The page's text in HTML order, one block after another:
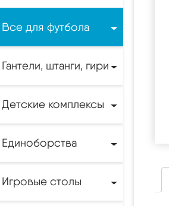
Все для футбола
Гантели, штанги, гири
Детские комплексы
Единоборства
Игровые столы